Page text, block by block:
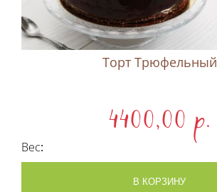
Торт Трюфельный
4400,00 p.
Вес